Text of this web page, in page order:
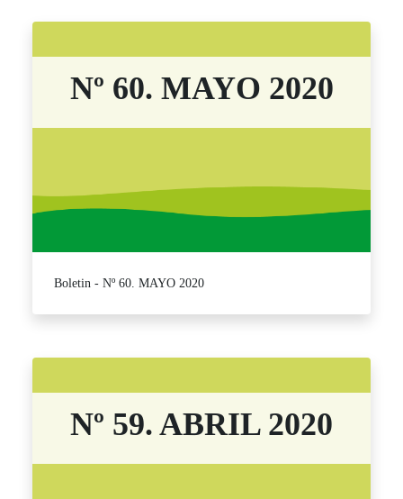
Nº 60. MAYO 2020
Boletin - Nº 60. MAYO 2020
Nº 59. ABRIL 2020